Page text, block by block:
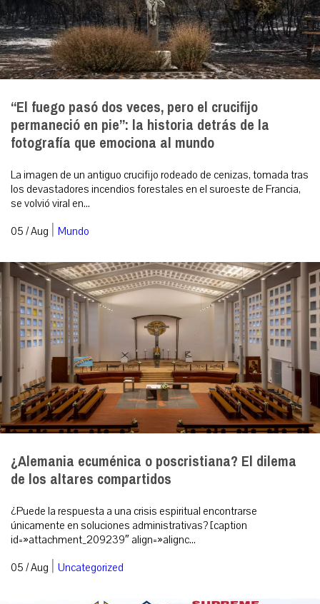
“El fuego pasó dos veces, pero el crucifijo
permaneció en pie”: la historia detrás de la
fotografía que emociona al mundo
La imagen de un antiguo crucifijo rodeado de cenizas, tomada tras
los devastadores incendios forestales en el suroeste de Francia,
se volvió viral en...
05 / Aug | Mundo
¿Alemania ecuménica o poscristiana? El dilema
de los altares compartidos
¿Puede la respuesta a una crisis espiritual encontrarse
únicamente en soluciones administrativas? [caption
id=»attachment_209239″ align=»alignc...
05 / Aug | Uncategorized